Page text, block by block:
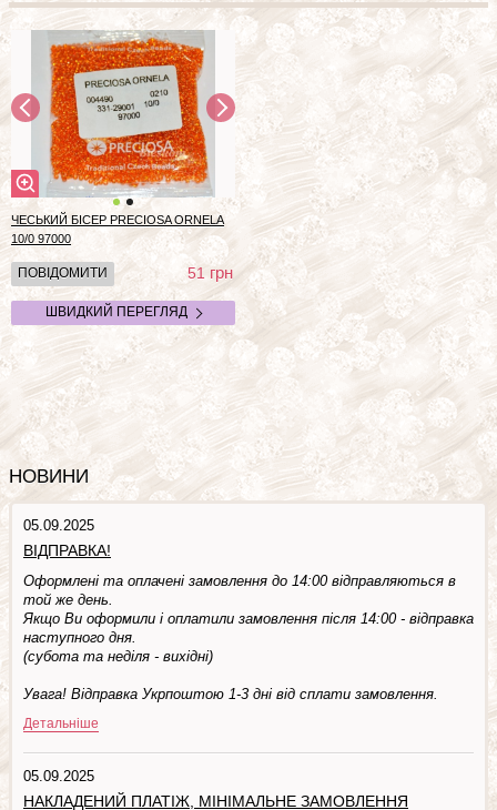
ЧЕСЬКИЙ БІСЕР PRECIOSA ORNELA
10/0 97000
ПОВІДОМИТИ 51 грн
ШВИДКИЙ ПЕРЕГЛЯД
НОВИНИ
05.09.2025
ВІДПРАВКА!
Оформлені та оплачені замовлення до 14:00 відправляються в
той же день.
Якщо Ви оформили і оплатили замовлення після 14:00 - відправка
наступного дня.
(субота та недiля - вuхiднi)
Увага! Відправка Укрпоштою 1-3 дні від сплати замовлення.
Детальніше
05.09.2025
НАКЛАДЕНИЙ ПЛАТІЖ, МІНІМАЛЬНЕ ЗАМОВЛЕННЯ